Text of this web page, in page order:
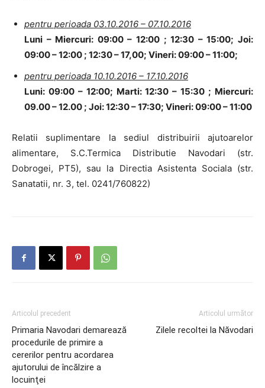
pentru perioada 03.10.2016 – 07.10.2016
Luni – Miercuri: 09:00 – 12:00 ; 12:30 – 15:00; Joi:
09:00 – 12:00 ; 12:30 – 17,00; Vineri: 09:00 – 11:00;
pentru perioada 10.10.2016 – 17.10.2016
Luni: 09:00 – 12:00; Marti: 12:30 – 15:30 ; Miercuri:
09.00 – 12.00 ; Joi: 12:30 – 17:30; Vineri: 09:00 – 11:00
Relatii suplimentare la sediul distribuirii ajutoarelor
alimentare, S.C.Termica Distributie Navodari (str.
Dobrogei, PT5), sau la Directia Asistenta Sociala (str.
Sanatatii, nr. 3, tel. 0241/760822)
Articolul precedent
Primaria Navodari demarează
procedurile de primire a
cererilor pentru acordarea
ajutorului de încălzire a
locuinţei
Articolul următor
Zilele recoltei la Năvodari